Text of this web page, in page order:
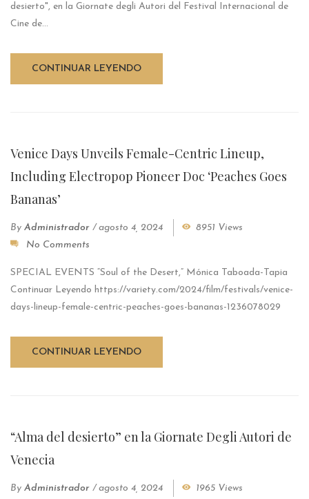
desierto", en la Giornate degli Autori del Festival Internacional de
Cine de...
CONTINUAR LEYENDO
Venice Days Unveils Female-Centric Lineup,
Including Electropop Pioneer Doc ‘Peaches Goes
Bananas’
By Administrador /agosto 4, 2024
8951 Views
No Comments
SPECIAL EVENTS “Soul of the Desert,” Mónica Taboada-Tapia
Continuar Leyendo https://variety.com/2024/film/festivals/venice-
days-lineup-female-centric-peaches-goes-bananas-1236078029
CONTINUAR LEYENDO
“Alma del desierto” en la Giornate Degli Autori de
Venecia
By Administrador /agosto 4, 2024
1965 Views